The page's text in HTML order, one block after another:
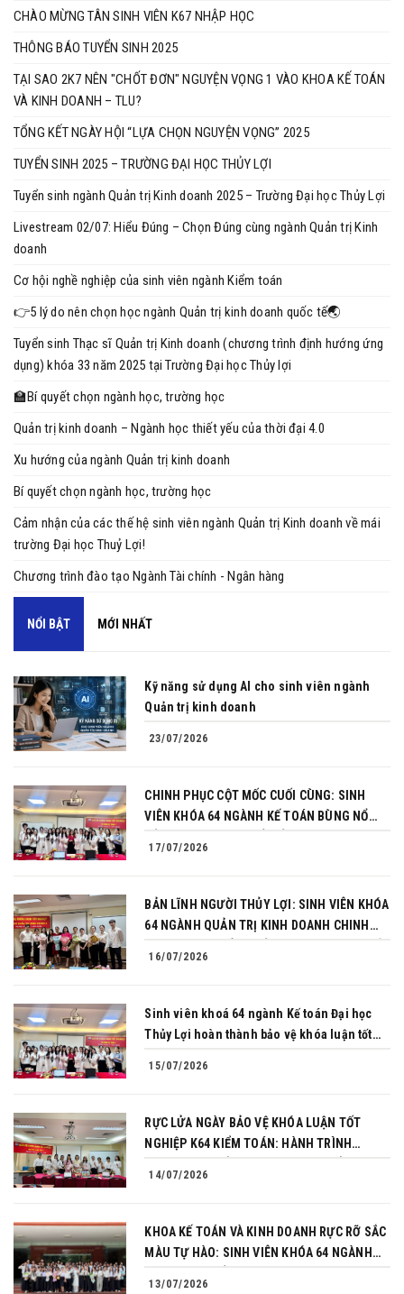
CHÀO MỪNG TÂN SINH VIÊN K67 NHẬP HỌC
THÔNG BÁO TUYỂN SINH 2025
TẠI SAO 2K7 NÊN "CHỐT ĐƠN" NGUYỆN VỌNG 1 VÀO KHOA KẾ TOÁN
VÀ KINH DOANH – TLU?
TỔNG KẾT NGÀY HỘI “LỰA CHỌN NGUYỆN VỌNG” 2025
TUYỂN SINH 2025 – TRƯỜNG ĐẠI HỌC THỦY LỢI
Tuyển sinh ngành Quản trị Kinh doanh 2025 – Trường Đại học Thủy Lợi
Livestream 02/07: Hiểu Đúng – Chọn Đúng cùng ngành Quản trị Kinh
doanh
Cơ hội nghề nghiệp của sinh viên ngành Kiểm toán
👉5 lý do nên chọn học ngành Quản trị kinh doanh quốc tế🌏
Tuyển sinh Thạc sĩ Quản trị Kinh doanh (chương trình định hướng ứng
dụng) khóa 33 năm 2025 tại Trường Đại học Thủy lợi
🏫Bí quyết chọn ngành học, trường học
Quản trị kinh doanh – Ngành học thiết yếu của thời đại 4.0
Xu hướng của ngành Quản trị kinh doanh
Bí quyết chọn ngành học, trường học
Cảm nhận của các thế hệ sinh viên ngành Quản trị Kinh doanh về mái
trường Đại học Thuỷ Lợi!
Chương trình đào tạo Ngành Tài chính - Ngân hàng
NỔI BẬT MỚI NHẤT
Kỹ năng sử dụng AI cho sinh viên ngành
Quản trị kinh doanh
23/07/2026
CHINH PHỤC CỘT MỐC CUỐI CÙNG: SINH
VIÊN KHÓA 64 NGÀNH KẾ TOÁN BÙNG NỔ
17/07/2026
BẢN LĨNH NGƯỜI THỦY LỢI: SINH VIÊN KHÓA
64 NGÀNH QUẢN TRỊ KINH DOANH CHINH
16/07/2026
Sinh viên khoá 64 ngành Kế toán Đại học
Thủy Lợi hoàn thành bảo vệ khóa luận tốt
15/07/2026
RỰC LỬA NGÀY BẢO VỆ KHÓA LUẬN TỐT
NGHIỆP K64 KIỂM TOÁN: HÀNH TRÌNH
14/07/2026
KHOA KẾ TOÁN VÀ KINH DOANH RỰC RỠ SẮC
MÀU TỰ HÀO: SINH VIÊN KHÓA 64 NGÀNH
13/07/2026